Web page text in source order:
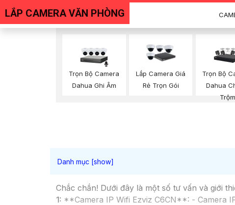
LẮP CAMERA VĂN PHÒNG
Trọn Bộ Camera
Dahua Ghi Âm
Lắp Camera Giá
Rẻ Trọn Gói
Trọn Bộ
Dahua
Trộm
Chắc chắn! Dưới đây là một số tư vấn và giới
1: **Camera IP Wifi Ezviz C6CN**: - Camera